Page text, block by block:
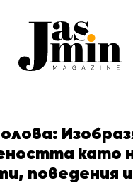
като
поведения